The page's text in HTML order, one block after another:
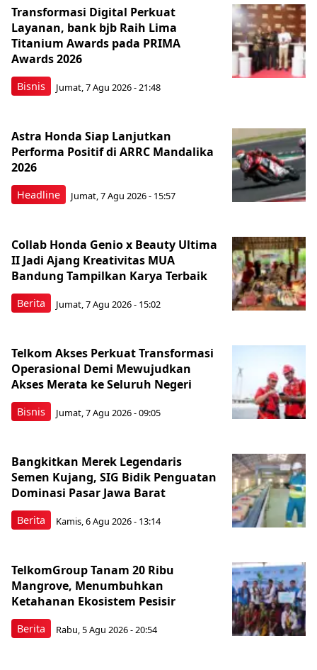
Bisnis
Transformasi Digital Perkuat
Layanan, bank bjb Raih Lima
Titanium Awards pada PRIMA
Awards 2026
Jumat, 7 Agu 2026 - 21:48
Headline
Astra Honda Siap Lanjutkan
Performa Positif di ARRC Mandalika
2026
Jumat, 7 Agu 2026 - 15:57
Berita
Collab Honda Genio x Beauty Ultima
II Jadi Ajang Kreativitas MUA
Bandung Tampilkan Karya Terbaik
Jumat, 7 Agu 2026 - 15:02
Bisnis
Telkom Akses Perkuat Transformasi
Operasional Demi Mewujudkan
Akses Merata ke Seluruh Negeri
Jumat, 7 Agu 2026 - 09:05
Berita
Bangkitkan Merek Legendaris
Semen Kujang, SIG Bidik Penguatan
Dominasi Pasar Jawa Barat
Kamis, 6 Agu 2026 - 13:14
Berita
TelkomGroup Tanam 20 Ribu
Mangrove, Menumbuhkan
Ketahanan Ekosistem Pesisir
Rabu, 5 Agu 2026 - 20:54